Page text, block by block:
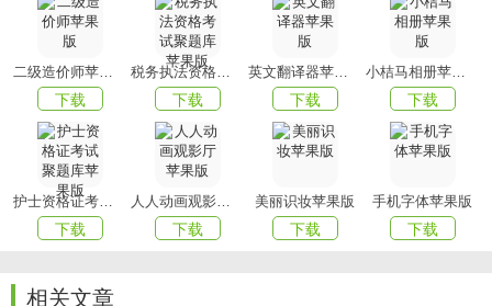
3、吉时换电查询换电站信息，可实时查看站点营业状态、营
业时间、地址、距离、电池数量、电池电量、预估等待等;
4、联系客服，可电话联系换电服务客服人员，查询车辆信
息，可查看车辆位置、状态、速度、电量、行驶里程等信
息。
软件亮点
1、导航功能，可准确导航至换电站；
3、一键注册⁄一键登录，支持手机号快捷登陆、验证码登录等
二级造价师苹果版
下载
税务执法资格考试聚题库苹果版
下载
英文翻译器苹果版
下载
小桔马相册苹果版
下载
护士资格证考试聚题库苹果版
下载
人人动画观影厅苹果版
下载
美丽识妆苹果版
下载
手机字体苹果版
下载
相关文章